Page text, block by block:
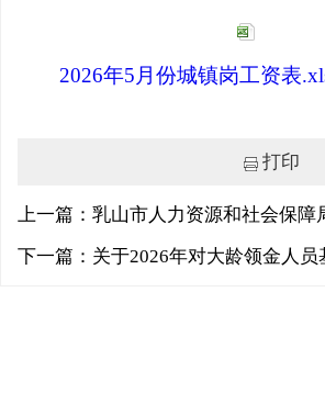
2026年5月份城镇岗工资表
打印